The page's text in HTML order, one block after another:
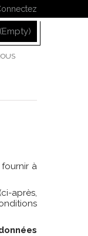
(Empty)
fournir à
après,